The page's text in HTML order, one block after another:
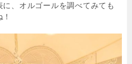
、オルゴールを調べてみても